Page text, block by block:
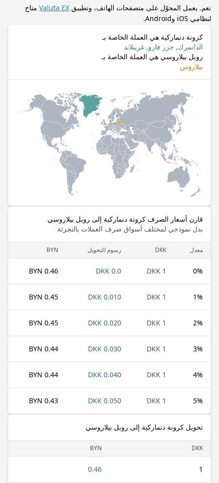
نعم. يعمل المحوّل على متصفحات الهاتف، وتطبيق Valuta EX متاح
لنظامي iOS وAndroid.
كرونة دنماركية هي العملة الخاصة بـ
الدانمرك, جزر فارو, غرينلاند
روبل بيلاروسي هي العملة الخاصة بـ
بيلاروس
قارن أسعار الصرف كرونة دنماركية إلى روبل بيلاروسي
بدل نموذجي لمختلف أسواق صرف العملات بالتجزئة
معدل DKK رسوم التحويل BYN
0%
1 DKK
0.0 DKK
0.46 BYN
1%
1 DKK
0.010 DKK
0.45 BYN
2%
1 DKK
0.020 DKK
0.45 BYN
3%
1 DKK
0.030 DKK
0.44 BYN
4%
1 DKK
0.040 DKK
0.44 BYN
5%
1 DKK
0.050 DKK
0.43 BYN
تحويل كرونة دنماركية إلى روبل بيلاروسي
DKK
BYN
1
0.46